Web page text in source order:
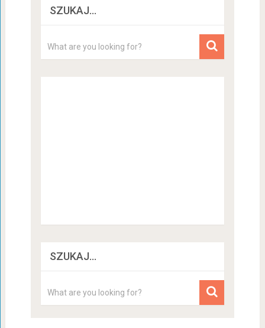
SZUKAJ…
SZUKAJ…